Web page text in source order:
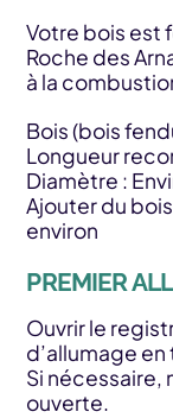
Votre bois est
Roche des
à la
Bois (bois
Longueur
Diamètre :
Ajouter du
environ
PREMIER
Ouvrir le
d’allumage
Si nécessaire,
ouverte.